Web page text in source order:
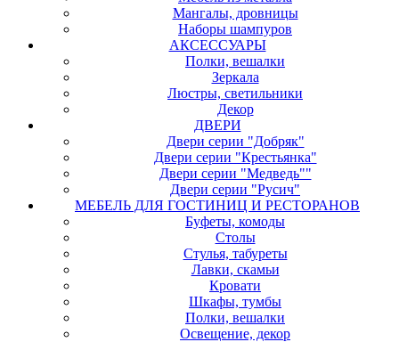
Мангалы, дровницы
Наборы шампуров
АКСЕССУАРЫ
Полки, вешалки
Зеркала
Люстры, светильники
Декор
ДВЕРИ
Двери серии "Добряк"
Двери серии "Крестьянка"
Двери серии "Медведь""
Двери серии "Русич"
МЕБЕЛЬ ДЛЯ ГОСТИНИЦ И РЕСТОРАНОВ
Буфеты, комоды
Столы
Стулья, табуреты
Лавки, скамьи
Кровати
Шкафы, тумбы
Полки, вешалки
Освещение, декор